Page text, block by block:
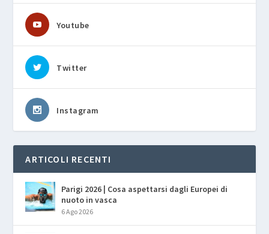
Youtube
Twitter
Instagram
ARTICOLI RECENTI
Parigi 2026 | Cosa aspettarsi dagli Europei di
nuoto in vasca
6 Ago 2026